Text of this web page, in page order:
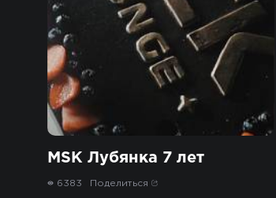
MSK Лубянка 7 лет
6383 Поделиться